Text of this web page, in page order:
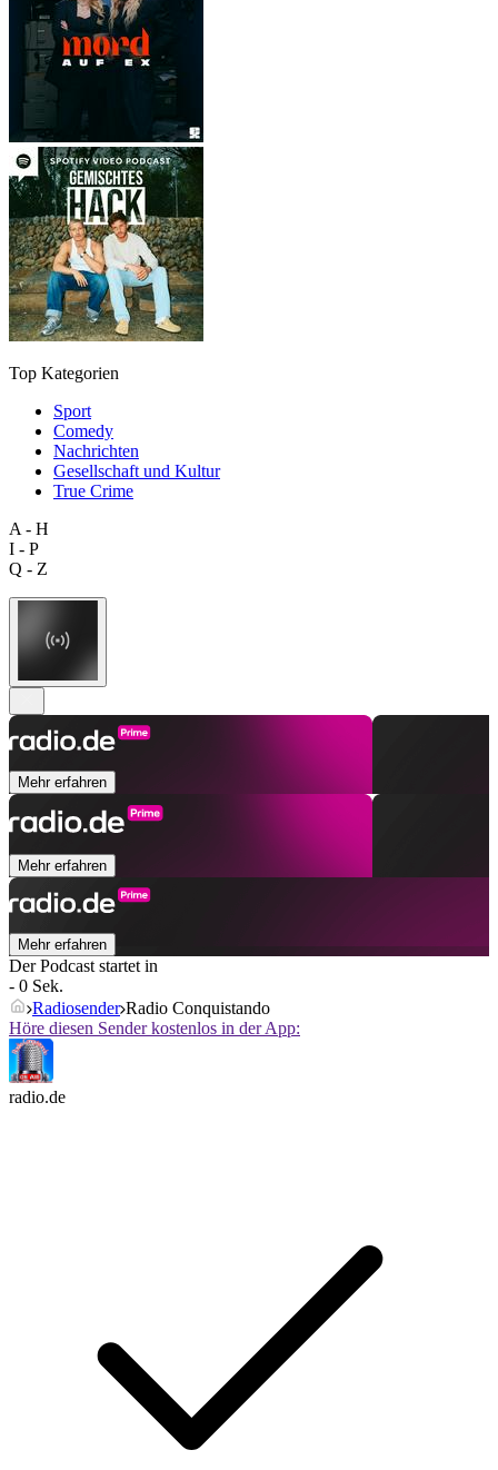
Top Kategorien
Sport
Comedy
Nachrichten
Gesellschaft und Kultur
True Crime
A - H
I - P
Q - Z
Mehr erfahren
Mehr erfahren
Mehr erfahren
Der Podcast startet in
- 0 Sek.
Radiosender Radio Conquistando
Höre diesen Sender kostenlos in der App:
radio.de